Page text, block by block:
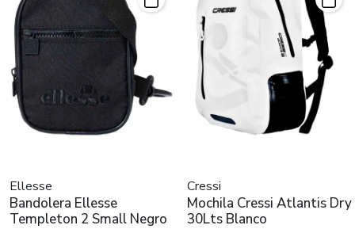
Ellesse
Bandolera Ellesse
Templeton 2 Small Negro
Cressi
Mochila Cressi Atlantis Dry
30Lts Blanco